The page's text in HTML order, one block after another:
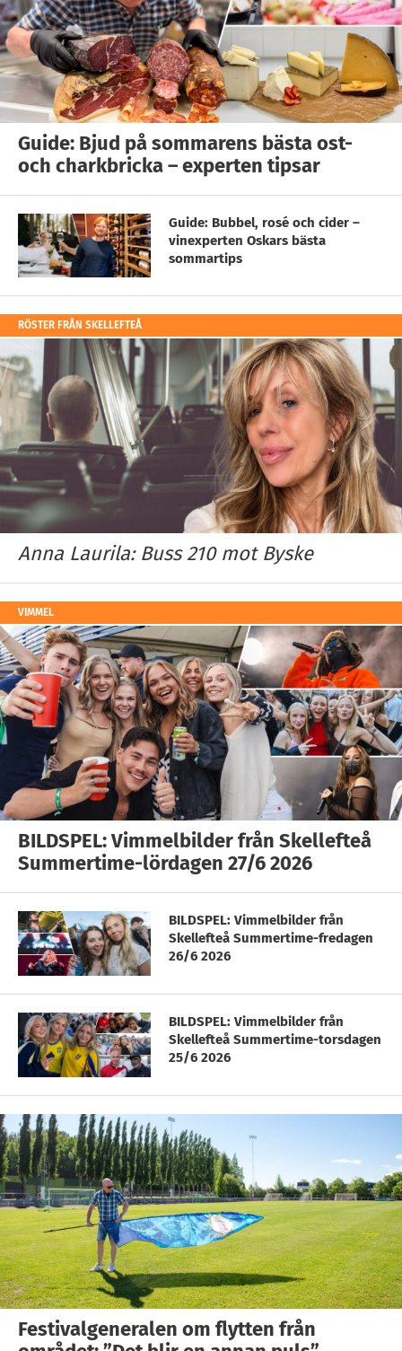
Guide: Bjud på sommarens bästa ost-
och charkbricka – experten tipsar
Guide: Bubbel, rosé och cider –
vinexperten Oskars bästa
sommartips
RÖSTER FRÅN SKELLEFTEÅ
Anna Laurila: Buss 210 mot Byske
VIMMEL
BILDSPEL: Vimmelbilder från Skellefteå
Summertime-lördagen 27/6 2026
BILDSPEL: Vimmelbilder från
Skellefteå Summertime-fredagen
26/6 2026
BILDSPEL: Vimmelbilder från
Skellefteå Summertime-torsdagen
25/6 2026
Festivalgeneralen om flytten från